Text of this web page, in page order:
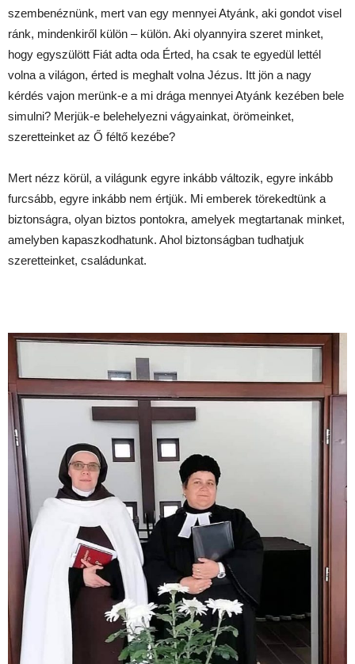
szembenéznünk, mert van egy mennyei Atyánk, aki gondot visel
ránk, mindenkiről külön – külön. Aki olyannyira szeret minket,
hogy egyszülött Fiát adta oda Érted, ha csak te egyedül lettél
volna a világon, érted is meghalt volna Jézus. Itt jön a nagy
kérdés vajon merünk-e a mi drága mennyei Atyánk kezében bele
simulni? Merjük-e belehelyezni vágyainkat, örömeinket,
szeretteinket az Ő féltő kezébe?
Mert nézz körül, a világunk egyre inkább változik, egyre inkább
furcsább, egyre inkább nem értjük. Mi emberek törekedtünk a
biztonságra, olyan biztos pontokra, amelyek megtartanak minket,
amelyben kapaszkodhatunk. Ahol biztonságban tudhatjuk
szeretteinket, családunkat.